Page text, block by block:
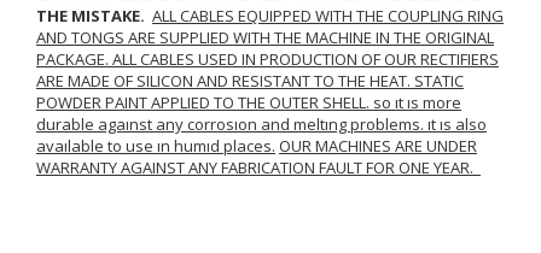
THE MISTAKE. ALL CABLES EQUIPPED WITH THE COUPLING RING
AND TONGS ARE SUPPLIED WITH THE MACHINE IN THE ORIGINAL
PACKAGE. ALL CABLES USED IN PRODUCTION OF OUR RECTIFIERS
ARE MADE OF SILICON AND RESISTANT TO THE HEAT. STATIC
POWDER PAINT APPLIED TO THE OUTER SHELL. so ıt ıs more
durable agaınst any corrosıon and meltıng problems. ıt ıs also
avaılable to use ın humıd places. OUR MACHINES ARE UNDER
WARRANTY AGAINST ANY FABRICATION FAULT FOR ONE YEAR.